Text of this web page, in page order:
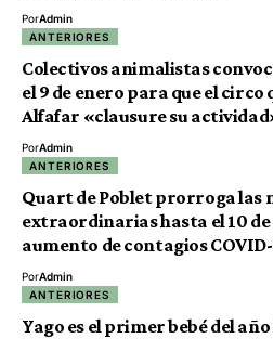
PorAdmin
ANTERIORES
Colectivos animalistas
el 9 de enero para que el circo
Alfafar «clausure su
PorAdmin
ANTERIORES
Quart de Poblet prorroga las
extraordinarias hasta el 10
aumento de contagios
PorAdmin
ANTERIORES
Yago es el primer bebé del